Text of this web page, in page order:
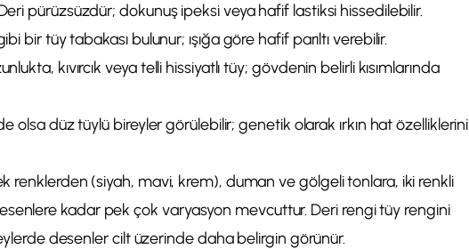
pürüzsüzdür; dokunuş ipeksi veya hafif lastiksi hissedilebilir.
bir tüy tabakası bulunur; ışığa göre hafif parıltı verebilir.
kıvırcık veya telli hissiyatlı tüy; gövdenin belirli kısımlarında
olsa düz tüylü bireyler görülebilir; genetik olarak ırkın hat özelliklerini
renklerden (siyah, mavi, krem), duman ve gölgeli tonlara, iki renkli
kadar pek çok varyasyon mevcuttur. Deri rengi tüy rengini
desenler cilt üzerinde daha belirgin görünür.